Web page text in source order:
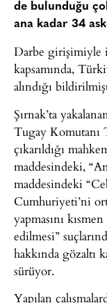
de bulunduğu
ana kadar 34
Darbe girişimiyle
kapsamında,
alındığı
Şırnak’ta
Tugay Komutanı
çıkarıldığı
maddesindeki,
maddesindeki
Cumhuriyeti’ni
yapmasını
edilmesi”
hakkında gözaltı
sürüyor.
Yapılan